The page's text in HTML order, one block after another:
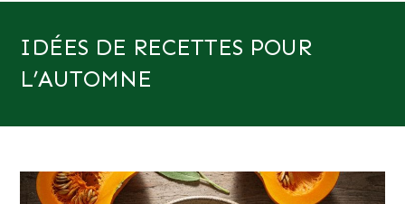
IDÉES DE RECETTES POUR
L’AUTOMNE